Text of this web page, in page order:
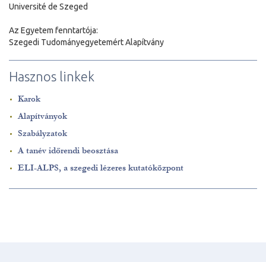
Université de Szeged
Az Egyetem fenntartója:
Szegedi Tudományegyetemért Alapítvány
Hasznos linkek
Karok
Alapítványok
Szabályzatok
A tanév időrendi beosztása
ELI-ALPS, a szegedi lézeres kutatóközpont